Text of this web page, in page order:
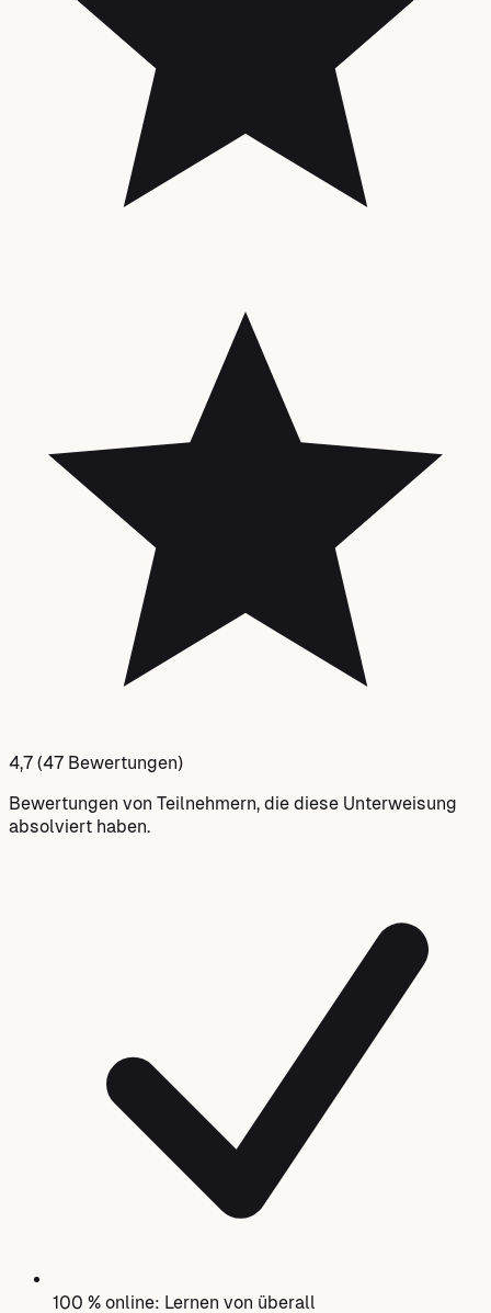
4,7 (47 Bewertungen)
Bewertungen von Teilnehmern, die diese Unterweisung
absolviert haben.
100 % online: Lernen von überall